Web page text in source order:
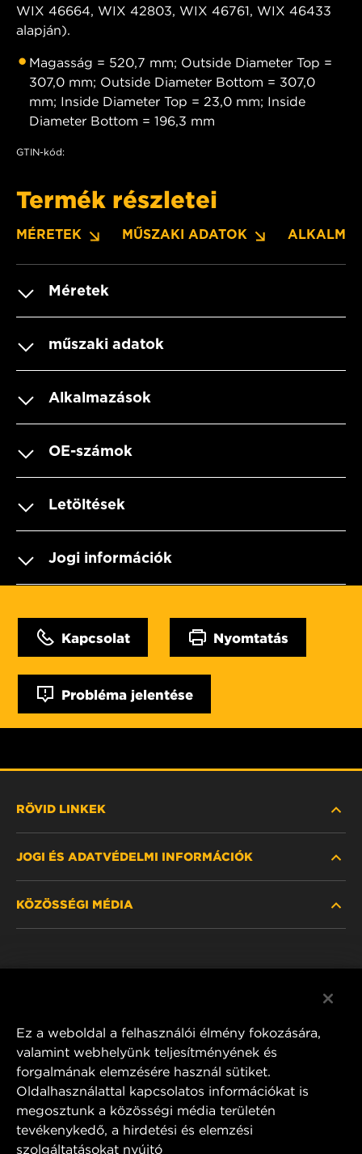
WIX 46664, WIX 42803, WIX 46761, WIX 46433
alapján).
Magasság = 520,7 mm; Outside Diameter Top =
307,0 mm; Outside Diameter Bottom = 307,0
mm; Inside Diameter Top = 23,0 mm; Inside
Diameter Bottom = 196,3 mm
GTIN-kód:
Termék részletei
MÉRETEK MŰSZAKI ADATOK
Méretek
műszaki adatok
Alkalmazások
OE-számok
Letöltések
Jogi információk
Kapcsolat Nyomtatás
Probléma jelentése
RÖVID LINKEK
HOL KAPHATÓ
JOGI ÉS ADATVÉDELMI INFORMÁCIÓK
KÖZÖSSÉGI MÉDIA
MANN+HUMMEL FT Poland
ul. Wrocławska 145,
63-800 GOSTYŃ, POLAND
Ez a weboldal a felhasználói élmény fokozására,
valamint webhelyünk teljesítményének és
forgalmának elemzésére használ sütiket.
Oldalhasználattal kapcsolatos információkat is
megosztunk a közösségi média területén
tevékenykedő, a hirdetési és elemzési
szolgáltatásokat nyújtó